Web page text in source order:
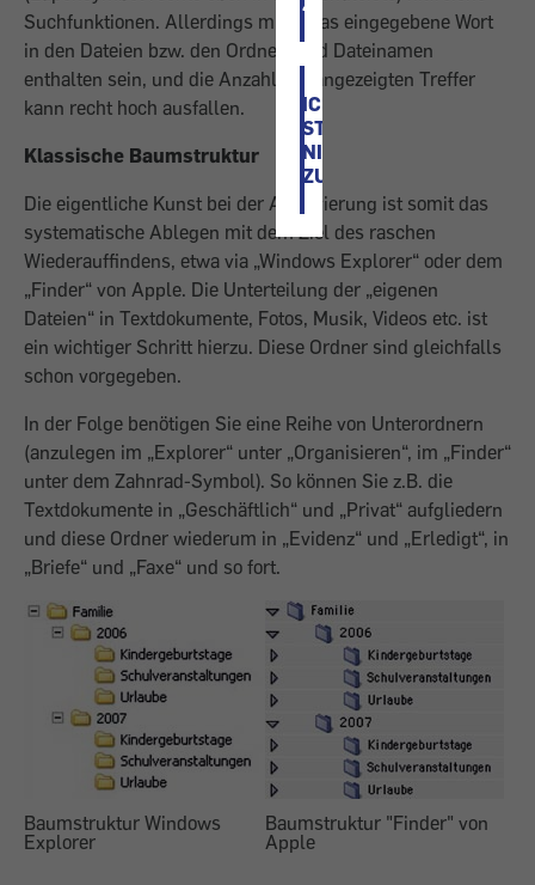
ICH
STIMME
NICHT
ZU
Suchfunktionen. Allerdings muss das eingegebene Wort
in den Dateien bzw. den Ordner- und Dateinamen
enthalten sein, und die Anzahl der angezeigten Treffer
kann recht hoch ausfallen.
Klassische Baumstruktur
Die eigentliche Kunst bei der Archivierung ist somit das
systematische Ablegen mit dem Ziel des raschen
Wiederauffindens, etwa via „Windows Explorer“ oder dem
„Finder“ von Apple. Die Unterteilung der „eigenen
Dateien“ in Textdokumente, Fotos, Musik, Videos etc. ist
ein wichtiger Schritt hierzu. Diese Ordner sind gleichfalls
schon vorgegeben.
In der Folge benötigen Sie eine Reihe von Unterordnern
(anzulegen im „Explorer“ unter „Organisieren“, im „Finder“
unter dem Zahnrad-Symbol). So können Sie z.B. die
Textdokumente in „Geschäftlich“ und „Privat“ aufgliedern
und diese Ordner wiederum in „Evidenz“ und „Erledigt“, in
„Briefe“ und „Faxe“ und so fort.
Baumstruktur Windows
Explorer
Baumstruktur "Finder" von
Apple